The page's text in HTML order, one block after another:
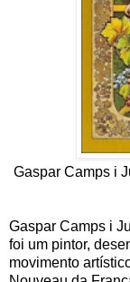
Gaspar Camps i
Gaspar Camps i
foi um pintor,
movimento